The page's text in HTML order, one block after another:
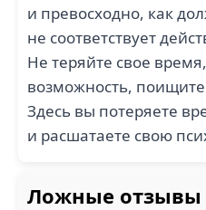
и превосходно, как
не соответствует
Не теряйте свое
возможность,
Здесь вы потеряете
и расшатаете свою
Ложные отзывы